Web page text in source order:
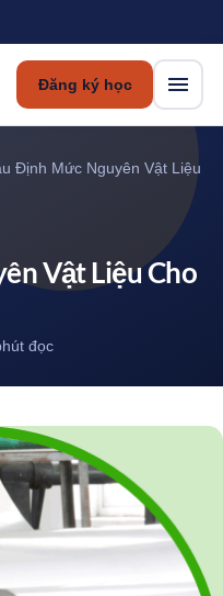
Đăng ký học
Định Mức Nguyên Vật Liệu
Vật Liệu Cho
đọc